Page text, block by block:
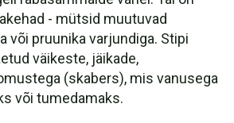
- mütsid muutuvad
või pruunika varjundiga. Stipi
väikeste, jäikade,
(skabers), mis vanusega
või tumedamaks.